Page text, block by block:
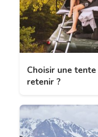
Choisir une
retenir ?